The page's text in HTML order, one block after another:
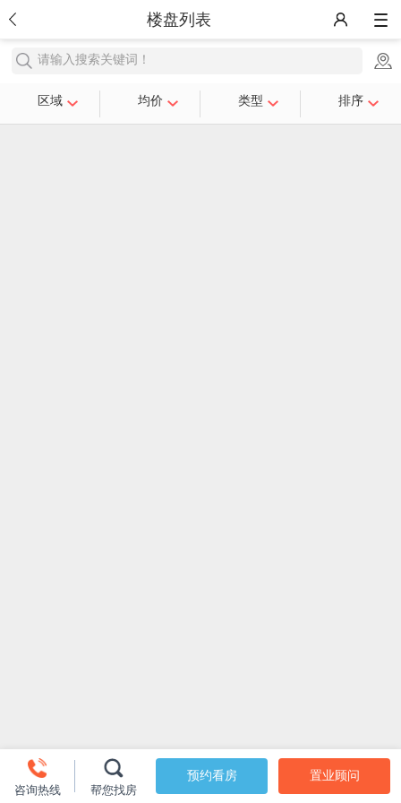
楼盘列表
请输入搜索关键词！
区域 均价 类型 排序
咨询热线 帮您找房
预约看房 置业顾问